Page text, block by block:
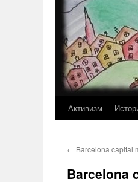
Активизм
← Barcelona capital
Barcelona